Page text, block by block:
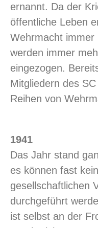
ernannt. Da der
öffentliche Leben
Wehrmacht immer
werden immer
eingezogen.
Mitgliedern des
Reihen von
1941
Das Jahr stand
es können fast
gesellschaftlichen
durchgeführt
ist selbst an der